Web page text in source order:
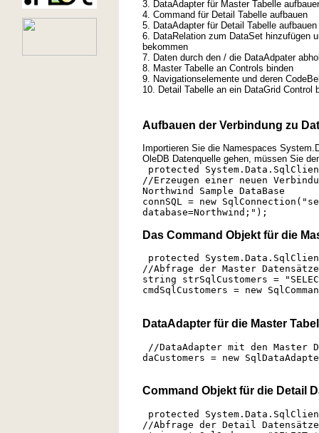
3. DataAdapter für Master Tabelle
4. Command für Detail Tabelle aufbauen
5. DataAdapter für Detail Tabelle aufbauen
6. DataRelation zum DataSet hinzufügen
bekommen
7. Daten durch den / die DataAdpater
8. Master Tabelle an Controls binden
9. Navigationselemente und deren
10. Detail Tabelle an ein DataGrid Control
Aufbauen der Verbindung zu
Importieren Sie die Namespaces
OleDB Datenquelle gehen, müssen Sie
protected
//Erzeugen einer neuen
Northwind Sample DataBase
connSQL = new
database=Northwind;");
Das Command Objekt für die
protected
//Abfrage der Master Datensätze
string strSqlCustomers =
cmdSqlCustomers = new
DataAdapter für die Master
//DataAdapter mit den Master
daCustomers = new
Command Objekt für die Detail
protected
//Abfrage der Detail Datensätze